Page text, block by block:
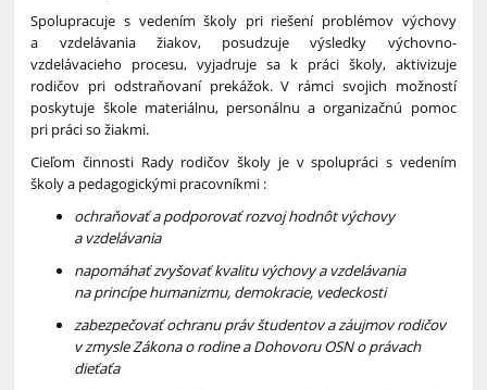
Spolupracuje s vedením školy pri riešení problémov výchovy
a vzdelávania žiakov, posudzuje výsledky výchovno-
vzdelávacieho procesu, vyjadruje sa k práci školy, aktivizuje
rodičov pri odstraňovaní prekážok. V rámci svojich možností
poskytuje škole materiálnu, personálnu a organizačnú pomoc
pri práci so žiakmi.
Cieľom činnosti Rady rodičov školy je v spolupráci s vedením
školy a pedagogickými pracovníkmi :
ochraňovať a podporovať rozvoj hodnôt výchovy
a vzdelávania
napomáhať zvyšovať kvalitu výchovy a vzdelávania
na princípe humanizmu, demokracie, vedeckosti
zabezpečovať ochranu práv študentov a záujmov rodičov
v zmysle Zákona o rodine a Dohovoru OSN o právach
dieťaťa